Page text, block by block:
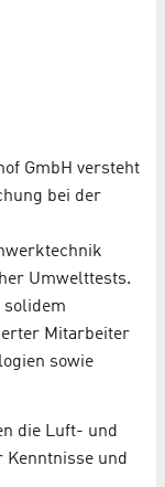
GmbH versteht
bei der
Umwelttests.
solidem
Mitarbeiter
sowie
die Luft- und
Kenntnisse und